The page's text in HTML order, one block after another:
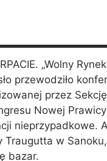
„Wolny
przewodziło
przez Sekcję
Nowej
nieprzypadkowe.
Traugutta w
bazar.